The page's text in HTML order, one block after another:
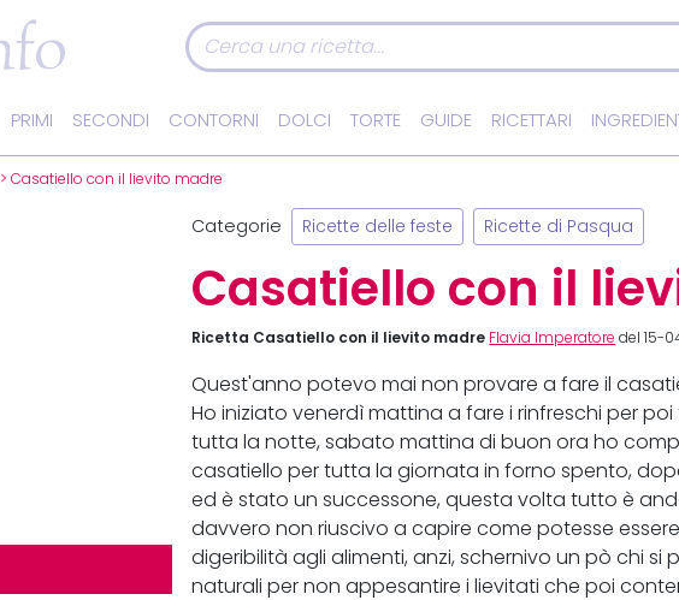
PRIMI SECONDI CONTORNI DOLCI TORTE GUIDE RICETTARI
> Casatiello con il lievito madre
Categorie Ricette delle feste Ricette di Pasqua
Casatiello con il
Ricetta Casatiello con il lievito madre Flavia Imperatore del 15-
Quest'anno potevo mai non provare a fare il
Ho iniziato venerdì mattina a fare i rinfreschi per
tutta la notte, sabato mattina di buon ora ho
casatiello per tutta la giornata in forno spento,
ed è stato un successone, questa volta tutto è
davvero non riuscivo a capire come potesse
digeribilità agli alimenti, anzi, schernivo un pò chi
naturali per non appesantire i lievitati che poi